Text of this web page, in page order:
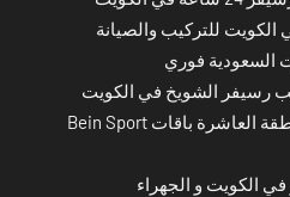
الكويت للتركيب والصيانة
السعودية فوري
رسيفر الشويخ في الكويت
اشتراك بي ان سبورت المنطقة العاشرة باقات Bein Sport
في الكويت و الجهراء